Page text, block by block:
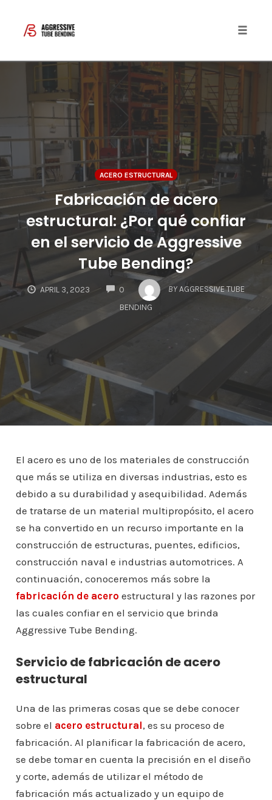
ACERO ESTRUCTURAL
Fabricación de acero
estructural: ¿Por qué confiar
en el servicio de Aggressive
Tube Bending?
APRIL 3, 2023 0
COMMENTS
BY AGGRESSIVE TUBE
BENDING
El acero es uno de los materiales de construcción
que más se utiliza en diversas industrias, esto es
debido a su durabilidad y asequibilidad. Además
de tratarse de un material multipropósito, el acero
se ha convertido en un recurso importante en la
construcción de estructuras, puentes, edificios,
construcción naval e industrias automotrices. A
continuación, conoceremos más sobre la
fabricación de acero estructural y las razones por
las cuales confiar en el servicio que brinda
Aggressive Tube Bending.
Servicio de fabricación de acero
estructural
Una de las primeras cosas que se debe conocer
sobre el acero estructural, es su proceso de
fabricación. Al planificar la fabricación de acero,
se debe tomar en cuenta la precisión en el diseño
y corte, además de utilizar el método de
fabricación más actualizado y un equipo de